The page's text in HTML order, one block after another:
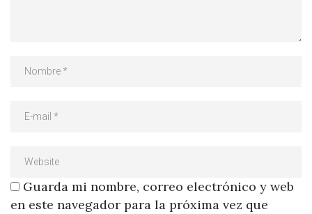
Guarda mi nombre, correo electrónico y web
en este navegador para la próxima vez que